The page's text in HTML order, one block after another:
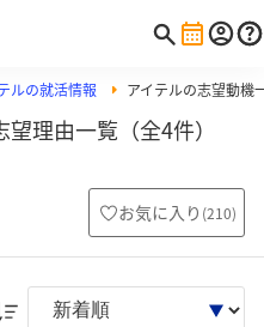
ルの就活情報 アイテルの志望動機
理由一覧（全4件）
お気に入り (210)